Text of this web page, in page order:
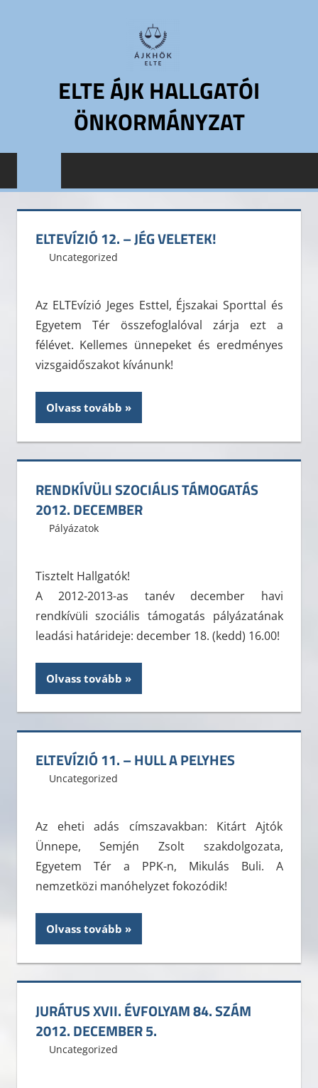
ELTE ÁJK HALLGATÓI
ÖNKORMÁNYZAT
Jogtudományi
Hallgatói
Önkormányzat
ELTEVÍZIÓ 12. – JÉG VELETEK!
2012. december 17.
ELTE ÁJK HÖK
Uncategorized
Az ELTEvízió Jeges Esttel, Éjszakai Sporttal és
Egyetem Tér összefoglalóval zárja ezt a
félévet. Kellemes ünnepeket és eredményes
vizsgaidőszakot kívánunk!
Olvass tovább
RENDKÍVÜLI SZOCIÁLIS TÁMOGATÁS
2012. DECEMBER
2012. december 12.
ELTE ÁJK HÖK
Pályázatok
Tisztelt Hallgatók!
A 2012-2013-as tanév december havi
rendkívüli szociális támogatás pályázatának
leadási határideje: december 18. (kedd) 16.00!
Olvass tovább
ELTEVÍZIÓ 11. – HULL A PELYHES
2012. december 10.
ELTE ÁJK HÖK
Uncategorized
Az eheti adás címszavakban: Kitárt Ajtók
Ünnepe, Semjén Zsolt szakdolgozata,
Egyetem Tér a PPK-n, Mikulás Buli. A
nemzetközi manóhelyzet fokozódik!
Olvass tovább
JURÁTUS XVII. ÉVFOLYAM 84. SZÁM
2012. DECEMBER 5.
2012. december 5.
ELTE ÁJK HÖK
Uncategorized